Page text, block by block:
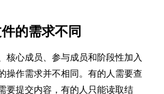
的需求不同
核心成员、参与成员和阶段性加入
操作需求并不相同。有的人需要查
要提交内容，有的人只能读取结